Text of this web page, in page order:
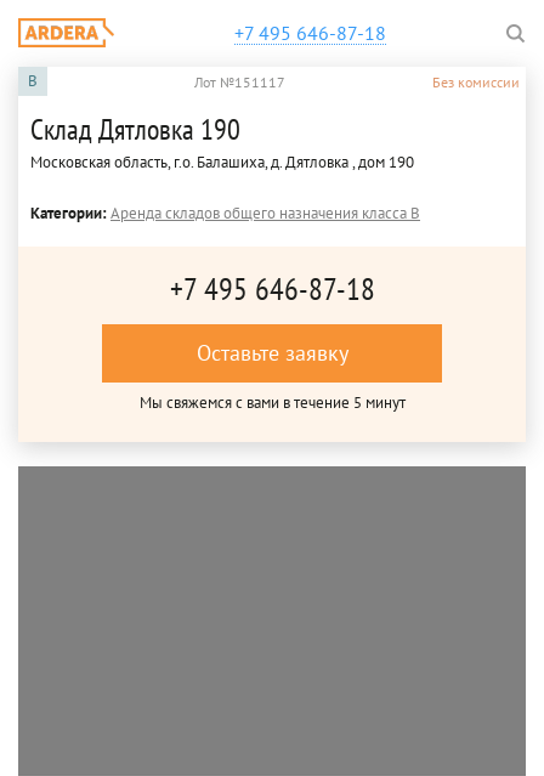
+7 495 646-87-18
B Лот №151117 Без комиссии
Склад Дятловка 190
Московская область, г.о. Балашиха, д. Дятловка , дом 190
Категории:Аренда складов общего назначения класса B
+7 495 646-87-18
Оставьте заявку
Мы свяжемся с вами в течение 5 минут